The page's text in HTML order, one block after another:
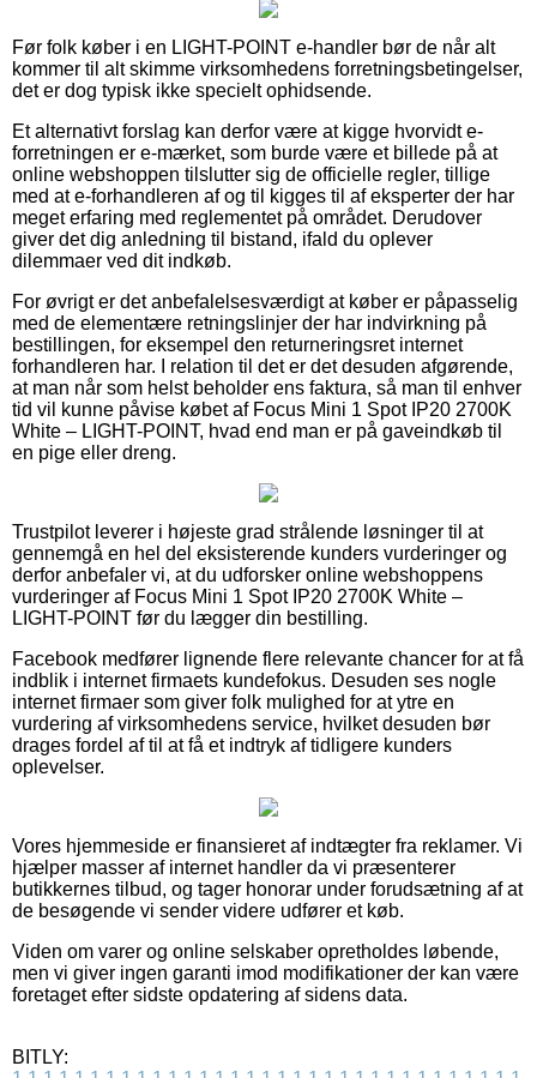
Før folk køber i en LIGHT-POINT e-handler bør de når alt
kommer til alt skimme virksomhedens forretningsbetingelser,
det er dog typisk ikke specielt ophidsende.
Et alternativt forslag kan derfor være at kigge hvorvidt e-
forretningen er e-mærket, som burde være et billede på at
online webshoppen tilslutter sig de officielle regler, tillige
med at e-forhandleren af og til kigges til af eksperter der har
meget erfaring med reglementet på området. Derudover
giver det dig anledning til bistand, ifald du oplever
dilemmaer ved dit indkøb.
For øvrigt er det anbefalelsesværdigt at køber er påpasselig
med de elementære retningslinjer der har indvirkning på
bestillingen, for eksempel den returneringsret internet
forhandleren har. I relation til det er det desuden afgørende,
at man når som helst beholder ens faktura, så man til enhver
tid vil kunne påvise købet af Focus Mini 1 Spot IP20 2700K
White – LIGHT-POINT, hvad end man er på gaveindkøb til
en pige eller dreng.
Trustpilot leverer i højeste grad strålende løsninger til at
gennemgå en hel del eksisterende kunders vurderinger og
derfor anbefaler vi, at du udforsker online webshoppens
vurderinger af Focus Mini 1 Spot IP20 2700K White –
LIGHT-POINT før du lægger din bestilling.
Facebook medfører lignende flere relevante chancer for at få
indblik i internet firmaets kundefokus. Desuden ses nogle
internet firmaer som giver folk mulighed for at ytre en
vurdering af virksomhedens service, hvilket desuden bør
drages fordel af til at få et indtryk af tidligere kunders
oplevelser.
Vores hjemmeside er finansieret af indtægter fra reklamer. Vi
hjælper masser af internet handler da vi præsenterer
butikkernes tilbud, og tager honorar under forudsætning af at
de besøgende vi sender videre udfører et køb.
Viden om varer og online selskaber opretholdes løbende,
men vi giver ingen garanti imod modifikationer der kan være
foretaget efter sidste opdatering af sidens data.
BITLY: